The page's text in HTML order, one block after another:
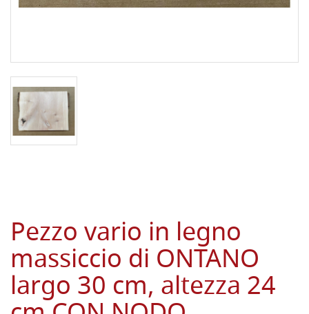
Pezzo vario in legno
massiccio di ONTANO
largo 30 cm, altezza 24